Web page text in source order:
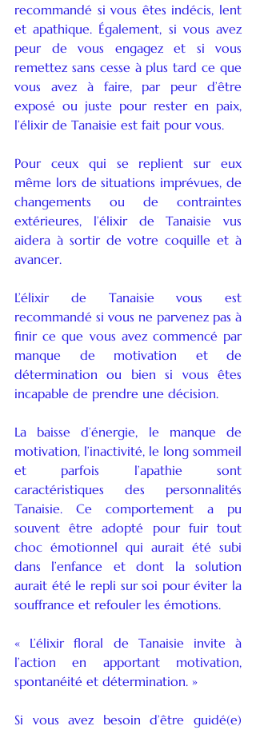
recommandé si vous êtes indécis, lent
et apathique. Également, si vous avez
peur de vous engagez et si vous
remettez sans cesse à plus tard ce que
vous avez à faire, par peur d’être
exposé ou juste pour rester en paix,
l’élixir de Tanaisie est fait pour vous.
Pour ceux qui se replient sur eux
même lors de situations imprévues, de
changements ou de contraintes
extérieures, l’élixir de Tanaisie vus
aidera à sortir de votre coquille et à
avancer.
L’élixir de Tanaisie vous est
recommandé si vous ne parvenez pas à
finir ce que vous avez commencé par
manque de motivation et de
détermination ou bien si vous êtes
incapable de prendre une décision.
La baisse d’énergie, le manque de
motivation, l’inactivité, le long sommeil
et parfois l’apathie sont
caractéristiques des personnalités
Tanaisie. Ce comportement a pu
souvent être adopté pour fuir tout
choc émotionnel qui aurait été subi
dans l’enfance et dont la solution
aurait été le repli sur soi pour éviter la
souffrance et refouler les émotions.
« L’élixir floral de Tanaisie invite à
l’action en apportant motivation,
spontanéité et détermination. »
Si vous avez besoin d’être guidé(e)